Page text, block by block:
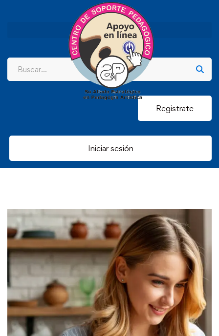
Registrate
Iniciar sesión